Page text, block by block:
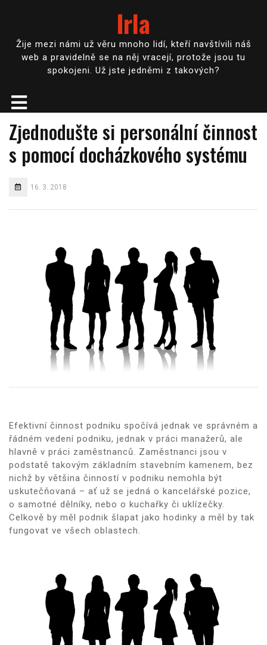
Irla
Žije mezi námi už věru mnoho lidí, kteří navštívili náš
web a pravidelně se na něj vracejí, protože jsou tu
spokojeni. Už jste jedněmi z takových?
Zjednodušte si personální činnost
s pomocí docházkového systému
16. 3. 2018
Efektivní činnost podniku spočívá jednak ve správném a
řádném vedení podniku, jednak v práci manažerů, ale
hlavně v práci zaměstnanců. Zaměstnanci jsou v
podstatě takovým základním stavebním kamenem, bez
nichž by většina činností v podniku nemohla být
uskutečňovaná – ať už se jedná o kancelářské pozice,
o samotné dělníky, nebo o kuchařky či uklízečky.
Celkově by měl podnik šlapat jako hodinky a měl by tak
fungovat ve všech oblastech.